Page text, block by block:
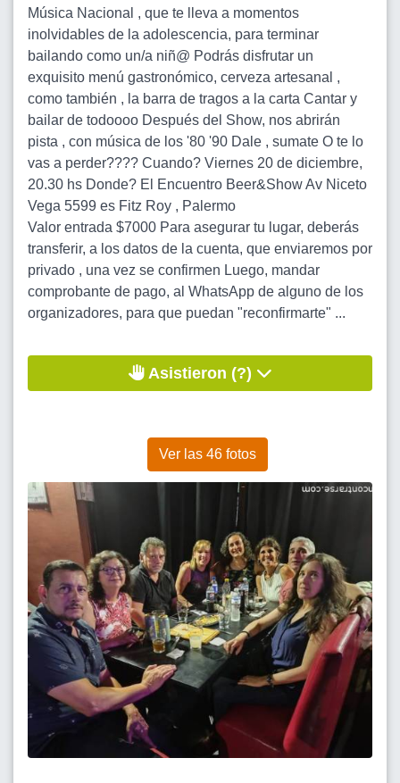
Música Nacional , que te lleva a momentos
inolvidables de la adolescencia, para terminar
bailando como un/a niñ@ Podrás disfrutar un
exquisito menú gastronómico, cerveza artesanal ,
como también , la barra de tragos a la carta Cantar y
bailar de todoooo Después del Show, nos abrirán
pista , con música de los '80 '90 Dale , sumate O te lo
vas a perder???? Cuando? Viernes 20 de diciembre,
20.30 hs Donde? El Encuentro Beer&Show Av Niceto
Vega 5599 es Fitz Roy , Palermo
Valor entrada $7000 Para asegurar tu lugar, deberás
transferir, a los datos de la cuenta, que enviaremos por
privado , una vez se confirmen Luego, mandar
comprobante de pago, al WhatsApp de alguno de los
organizadores, para que puedan "reconfirmarte" ...
Asistieron (?)
Ver las 46 fotos